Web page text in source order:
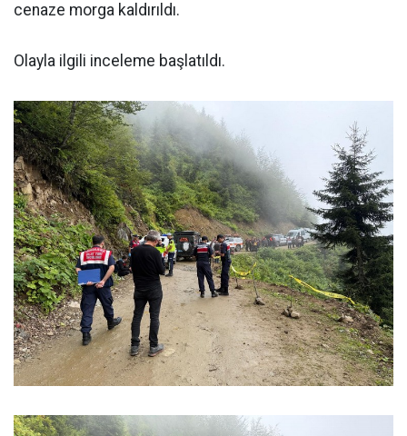
cenaze morga kaldırıldı.
Olayla ilgili inceleme başlatıldı.